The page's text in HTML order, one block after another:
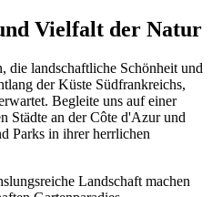
Vielfalt der Natur
die landschaftliche Schönheit und
der Küste Südfrankreichs,
Begleite uns auf einer
Städte an der Côte d'Azur und
Parks in ihrer herrlichen
Landschaft machen